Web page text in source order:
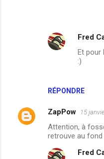
RÉPONDRE
Fred
Et pour
:)
ZapPow 15
Attention, à
retrouve au fond
Fred